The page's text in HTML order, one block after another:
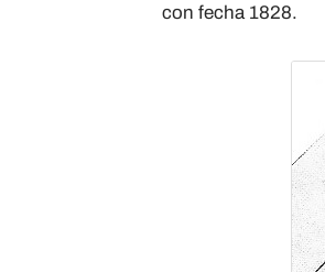
con fecha 1828.